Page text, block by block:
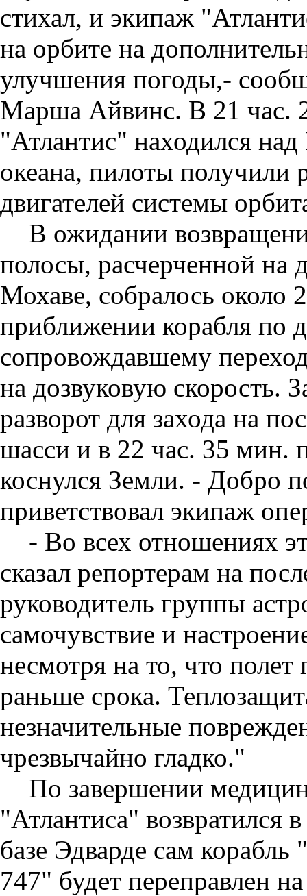
стихал, и экипаж
на орбите на
улучшения погоды,-
Марша Айвинс. В 21 час.
"Атлантис" находился
океана, пилоты получили
двигателей системы
В ожидании
полосы, расчерченной на
Мохаве, собралось около
приближении корабля по
сопровождавшему
на дозвуковую скорость.
разворот для захода на
шасси и в 22 час. 35 мин.
коснулся Земли. - Добро
приветствовал экипаж
- Во всех отношениях
сказал репортерам на
руководитель группы
самочувствие и
несмотря на то, что
раньше срока.
незначительные
чрезвычайно гладко."
По завершении
"Атлантиса" возвратился
базе Эдварде сам
747" будет переправлен